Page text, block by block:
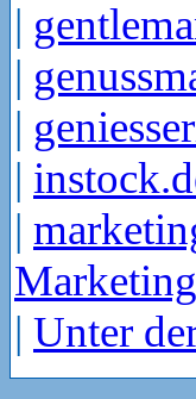
|
|
|
|
|
| Unter